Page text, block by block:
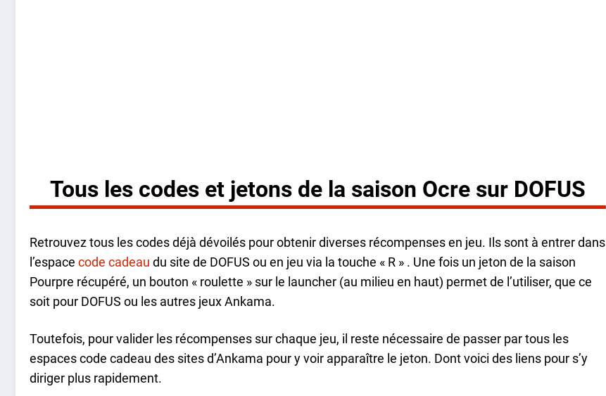
Tous les codes et jetons de la saison Ocre sur DOFUS
Retrouvez tous les codes déjà dévoilés pour obtenir diverses récompenses en jeu. Ils sont à entrer dans
l’espace code cadeau du site de DOFUS ou en jeu via la touche « R » . Une fois un jeton de la saison
Pourpre récupéré, un bouton « roulette » sur le launcher (au milieu en haut) permet de l’utiliser, que ce
soit pour DOFUS ou les autres jeux Ankama.
Toutefois, pour valider les récompenses sur chaque jeu, il reste nécessaire de passer par tous les
espaces code cadeau des sites d’Ankama pour y voir apparaître le jeton. Dont voici des liens pour s’y
diriger plus rapidement.